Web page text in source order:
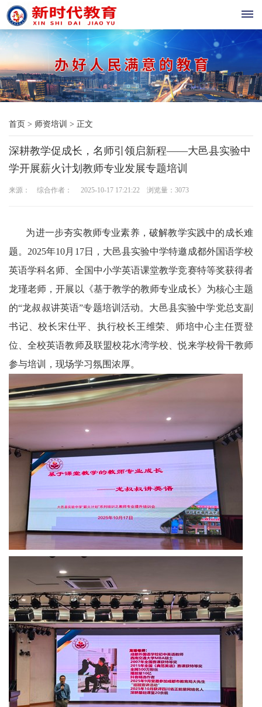
首
页
教
育
新
础
教
国
育
红
色
训
星
辰
文
学
教
首页 > 师资培训 > 正文
深耕教学促成长，名师引领启新程——大邑县实验中
学开展薪火计划教师专业发展专题培训
来源： 综合作者： 2025-10-17 17:21:22 浏览量： 3073
为进一步夯实教师专业素养，破解教学实践中的成长难
题。2025年10月17日，大邑县实验中学特邀成都外国语学校
英语学科名师、全国中小学英语课堂教学竞赛特等奖获得者
龙瑾老师，开展以《基于教学的教师专业成长》为核心主题
的“龙叔叔讲英语”专题培训活动。大邑县实验中学党总支副
书记、校长宋仕平、执行校长王维荣、师培中心主任贾登
位、全校英语教师及联盟校花水湾学校、悦来学校骨干教师
参与培训，现场学习氛围浓厚。